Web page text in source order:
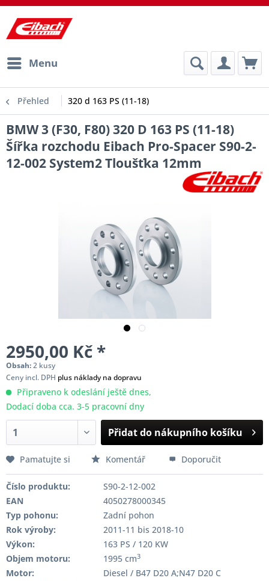
Menu
Přehled 320 d 163 PS (11-18)
BMW 3 (F30, F80) 320 D 163 PS (11-18)
Šířka rozchodu Eibach Pro-Spacer S90-2-
12-002 System2 Tloušťka 12mm
2950,00 Kč *
Obsah:2 kusy
Ceny incl. DPH plus náklady na dopravu
Připraveno k odeslání ještě dnes,
Dodací doba cca. 3-5 pracovní dny
Přidat do nákupního košíku
Pamatujte si Komentář Doporučit
Číslo produktu:
S90-2-12-002
EAN
4050278000345
Typ pohonu:
Zadní pohon
Rok výroby:
2011-11 bis 2018-10
Výkon:
163 PS / 120 KW
Objem motoru:
1995 cm3
Motor:
Diesel / B47 D20 A;N47 D20 C